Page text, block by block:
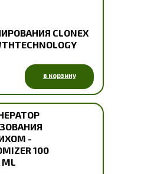
CLONEX
в корзину